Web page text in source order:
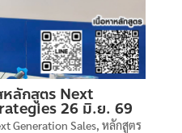
ลักสูตร Next
26 มิ.ย. 69
Generation Sales, หลักสูตร